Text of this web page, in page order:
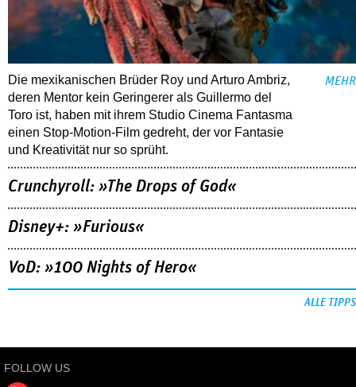
Die mexikanischen Brüder Roy und Arturo Ambriz,
deren Mentor kein Geringerer als Guillermo del
Toro ist, haben mit ihrem Studio Cinema Fantasma
einen Stop-Motion-Film gedreht, der vor Fantasie
und Kreativität nur so sprüht.
MEHR
Crunchyroll: »The Drops of God«
Disney+: »Furious«
VoD: »100 Nights of Hero«
ALLE TIPPS
FOLLOW US